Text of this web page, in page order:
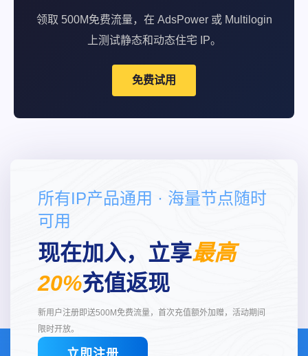
领取 500M免费流量，在 AdsPower 或 Multilogin
上测试静态和动态住宅 IP。
免费试用
所有IP产品通用 · 海量节点随时
可用
现在加入，立享最高
20%充值返现
新用户注册即送500M免费流量，首次充值额外加赠，活动期间
限时开放。